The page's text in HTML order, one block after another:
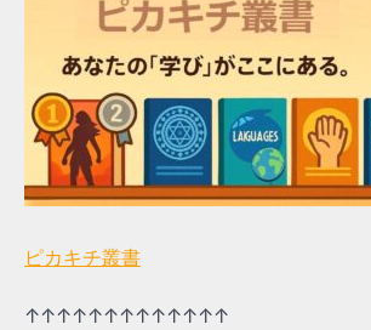
ピカキチ叢書
↑↑↑↑↑↑↑↑↑↑↑↑↑